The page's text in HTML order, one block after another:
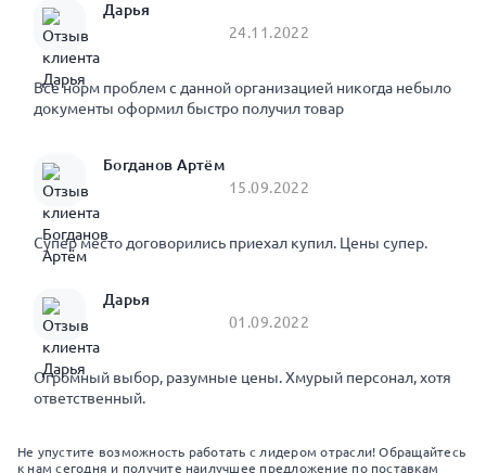
Дарья
24.11.2022
Все норм проблем с данной организацией никогда небыло
документы оформил быстро получил товар
Богданов Артём
15.09.2022
Супер место договорились приехал купил. Цены супер.
Дарья
01.09.2022
Огромный выбор, разумные цены. Хмурый персонал, хотя
ответственный.
Не упустите возможность работать с лидером отрасли! Обращайтесь
к нам сегодня и получите наилучшее предложение по поставкам